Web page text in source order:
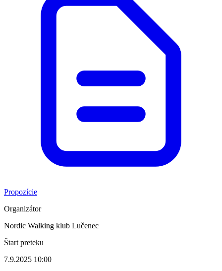
Propozície
Organizátor
Nordic Walking klub Lučenec
Štart preteku
7.9.2025 10:00